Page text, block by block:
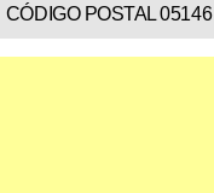
CÓDIGO POSTAL 05146